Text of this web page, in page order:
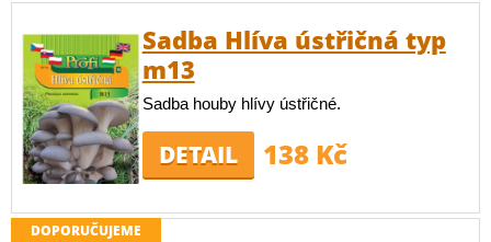
Sadba Hlíva ústřičná typ
m13
Sadba houby hlívy ústřičné.
DETAIL 138 Kč
DOPORUČUJEME